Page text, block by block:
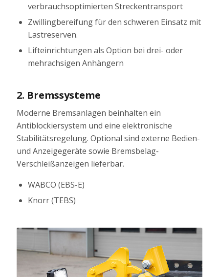
verbrauchsoptimierten Streckentransport
Zwillingbereifung für den schweren Einsatz mit
Lastreserven.
Lifteinrichtungen als Option bei drei- oder
mehrachsigen Anhängern
2. Bremssysteme
Moderne Bremsanlagen beinhalten ein
Antiblockiersystem und eine elektronische
Stabilitätsregelung. Optional sind externe Bedien-
und Anzeigegeräte sowie Bremsbelag-
Verschleißanzeigen lieferbar.
WABCO (EBS-E)
Knorr (TEBS)